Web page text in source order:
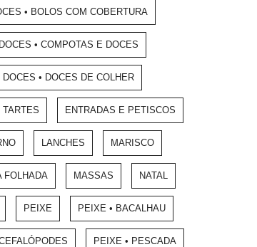
• BOLOS COM COBERTURA
DOCES • COMPOTAS E DOCES
DOCES • DOCES DE COLHER
TARTES ENTRADAS E PETISCOS
LANCHES MARISCO
FOLHADA MASSAS NATAL
PEIXE PEIXE • BACALHAU
PEIXE • PESCADA